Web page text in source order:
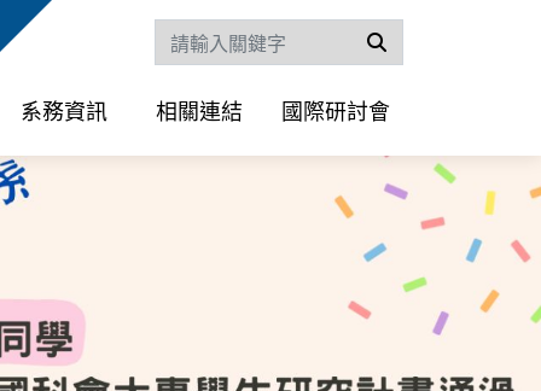
系務資訊 相關連結 國際研討會